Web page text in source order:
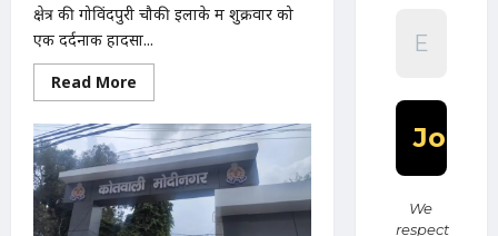
क्षेत्र की गोविंदपुरी चौकी इलाके में शुक्रवार को
एक दर्दनाक हादसा...
Read More
more
Modinagar
:
गोविंदपुरी
में
वेल्डिंग
कारीगर
की
We
respect